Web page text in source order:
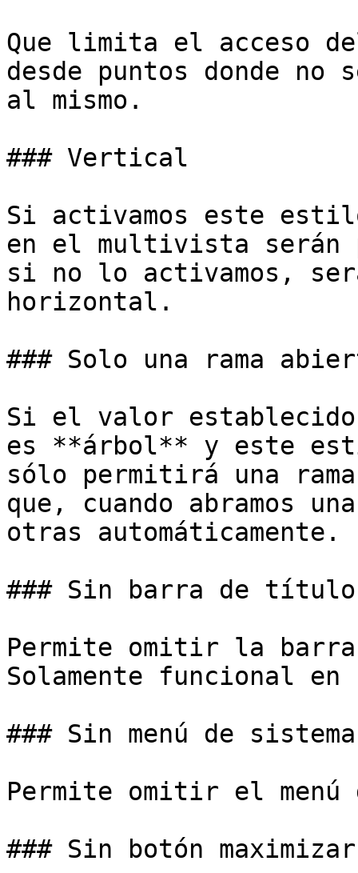
Que limita el acceso
desde puntos donde no
al mismo.
### Vertical
Si activamos este
en el multivista serán
si no lo activamos,
horizontal.
### Solo una rama
Si el valor establecido
es **árbol** y este
sólo permitirá una
que, cuando abramos
otras automáticamente.
### Sin barra de
Permite omitir la
Solamente funcional
### Sin menú de sistema
Permite omitir el menú
### Sin botón maximizar